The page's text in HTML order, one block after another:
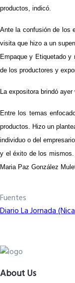
productos, indicó.
Ante la confusión de los
visita que hizo a un
Empaque y Etiquetado
de los productores y
La expositora brindó
Entre los temas
productos. Hizo un
individuo o del
y el éxito de los
Maria Paz González
Fuentes
Diario La Jornada
About Us